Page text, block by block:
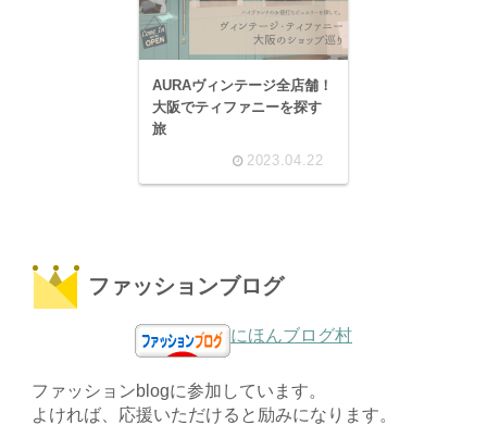
AURAヴィンテージ全店舗！
大阪でティファニーを探す
旅
2023.04.22
ファッションブログ
にほんブログ村
ファッションblogに参加しています。
よければ、応援いただけると励みになります。